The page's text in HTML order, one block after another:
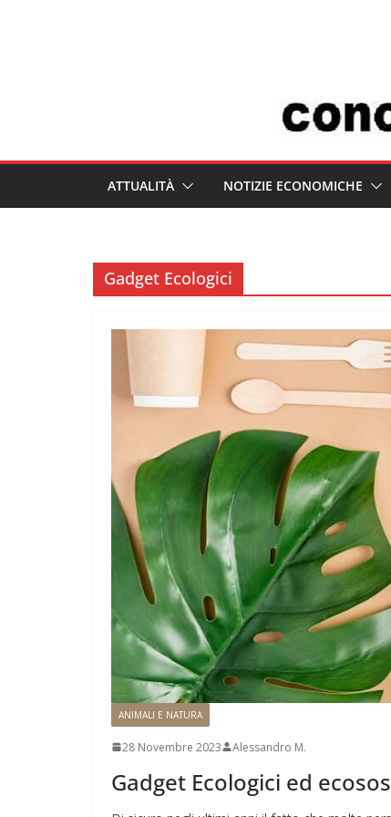
ATTUALITÀ NOTIZIE ECONOMICHE
Gadget Ecologici
ANIMALI E NATURA
28 Novembre 2023 Alessandro M.
Gadget Ecologici ed